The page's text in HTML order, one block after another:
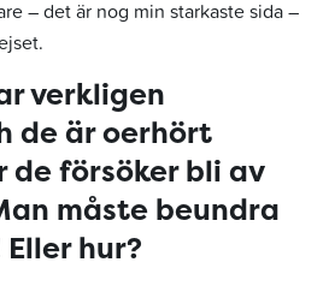
– det är nog min starkaste sida –
verkligen
de är oerhört
försöker bli av
måste beundra
hur?